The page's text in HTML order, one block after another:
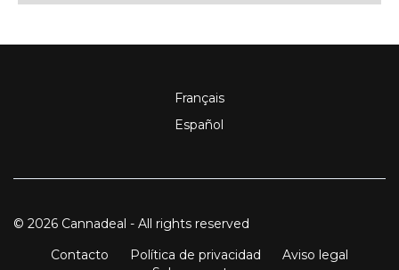
Français
Español
© 2026 Cannadeal - All rights reserved
Contacto
Política de privacidad
Aviso legal